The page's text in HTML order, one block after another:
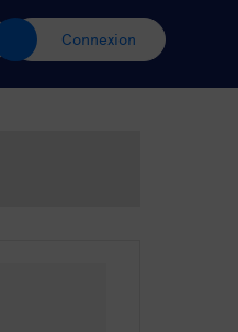
Connexion